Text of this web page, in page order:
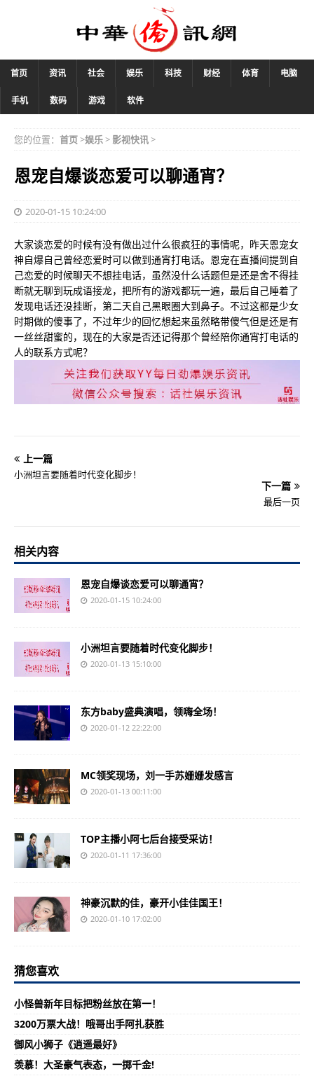
首页 资讯 社会 娱乐 科技 财经 体育 电脑
手机 数码 游戏 软件
您的位置： 首页>娱乐>影视快讯>
恩宠自爆谈恋爱可以聊通宵？
2020-01-15 10:24:00
大家谈恋爱的时候有没有做出过什么很疯狂的事情呢，昨天恩宠女
神自爆自己曾经恋爱时可以做到通宵打电话。恩宠在直播间提到自
己恋爱的时候聊天不想挂电话，虽然没什么话题但是还是舍不得挂
断就无聊到玩成语接龙，把所有的游戏都玩一遍，最后自己睡着了
发现电话还没挂断，第二天自己黑眼圈大到鼻子。不过这都是少女
时期做的傻事了，不过年少的回忆想起来虽然略带傻气但是还是有
一丝丝甜蜜的，现在的大家是否还记得那个曾经陪你通宵打电话的
人的联系方式呢？​
上一篇
小洲坦言要随着时代变化脚步！
下一篇
最后一页
相关内容
恩宠自爆谈恋爱可以聊通宵？
2020-01-15 10:24:00
小洲坦言要随着时代变化脚步！
2020-01-13 15:10:00
东方baby盛典演唱，领嗨全场！
2020-01-12 22:22:00
MC领奖现场，刘一手苏姗姗发感言
2020-01-13 00:11:00
TOP主播小阿七后台接受采访！
2020-01-11 17:36:00
神豪沉默的佳，豪开小佳佳国王！
2020-01-10 17:02:00
猜您喜欢
小怪兽新年目标把粉丝放在第一！
3200万票大战！哦哥出手阿扎获胜
御风小狮子《逍遥最好》
羡慕！大圣豪气表态，一掷千金!